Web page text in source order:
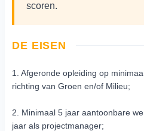
scoren.
DE EISEN
1. Afgeronde opleiding op
richting van Groen en/of Milieu;
2. Minimaal 5 jaar aantoonbare
jaar als projectmanager;